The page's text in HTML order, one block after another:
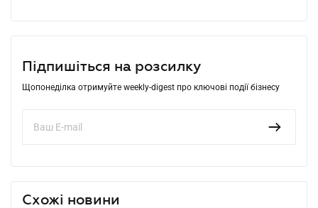
Підпишіться на розсилку
Щопонеділка отримуйте weekly-digest про ключові події бізнесу
Схожі новини